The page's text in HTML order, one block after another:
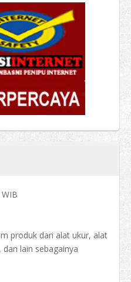
produk dari alat ukur, alat
lain sebagainya